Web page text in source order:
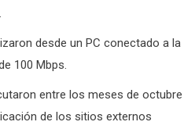
desde un PC conectado a la
100 Mbps.
entre los meses de octubre
de los sitios externos